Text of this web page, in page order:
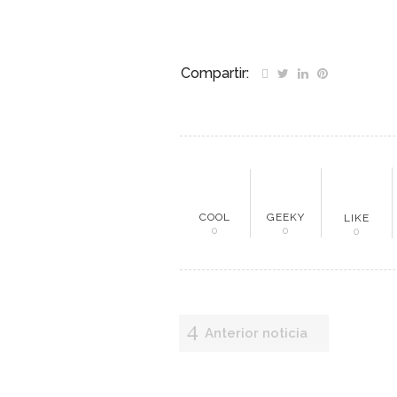
Compartir:
COOL
0
GEEKY
0
LIKE
0
Anterior noticia